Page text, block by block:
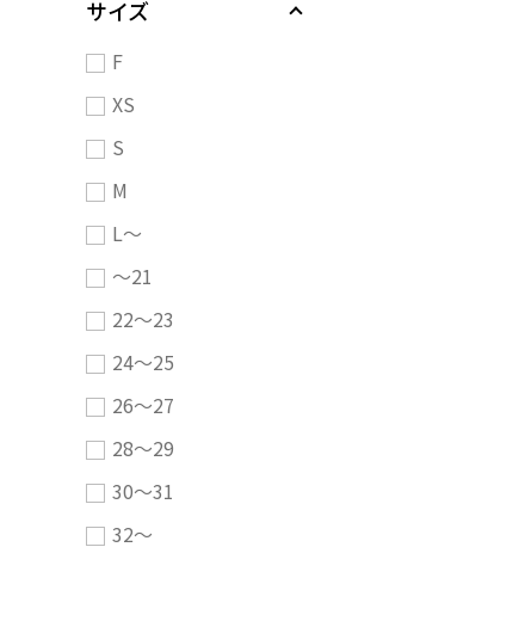
サイズ
F
XS
S
M
L～
～21
22～23
24～25
26～27
28～29
30～31
32～